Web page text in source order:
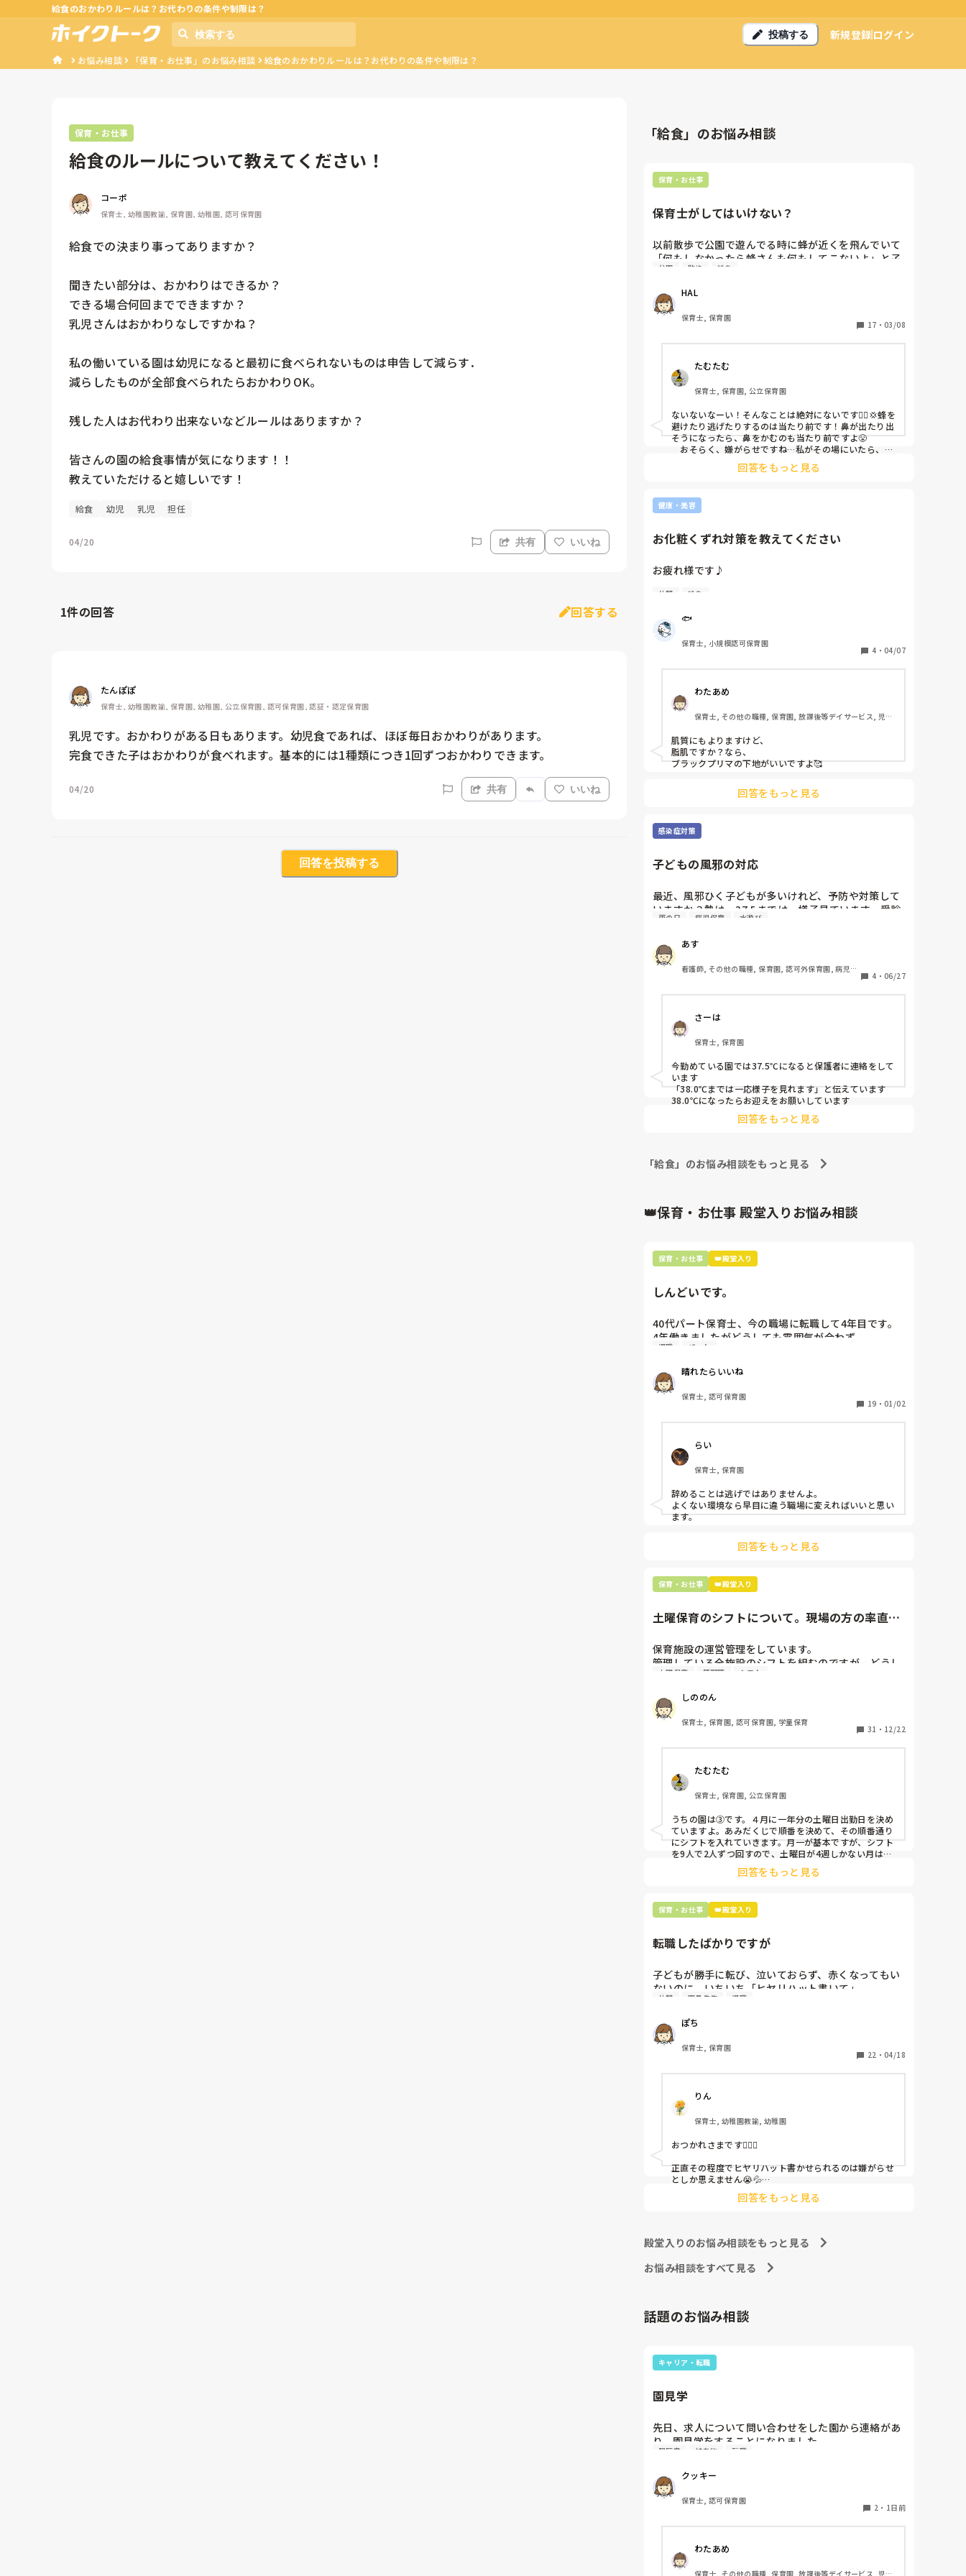
給食のおかわりルールは？お代わりの条件や制限は？
投稿する 新規登録ログイン
お悩み相談 「保育・お仕事」のお悩み相談 給食のおかわりルールは？お代わりの条件や制限は？
保育・お仕事
給食のルールについて教えてください！
コーポ
保育士, 幼稚園教諭, 保育園, 幼稚園, 認可保育園
給食での決まり事ってありますか？
聞きたい部分は、おかわりはできるか？
できる場合何回までできますか？
乳児さんはおかわりなしですかね？
私の働いている園は幼児になると最初に食べられないものは申告して減らす．
減らしたものが全部食べられたらおかわりOK。
残した人はお代わり出来ないなどルールはありますか？
皆さんの園の給食事情が気になります！！
教えていただけると嬉しいです！
給食 幼児 乳児 担任
04/20 共有 いいね
1件の回答 回答する
たんぽぽ
保育士, 幼稚園教諭, 保育園, 幼稚園, 公立保育園, 認可保育園, 認証・認定保育園
乳児です。おかわりがある日もあります。幼児食であれば、ほぼ毎日おかわりがあります。
完食できた子はおかわりが食べれます。基本的には1種類につき1回ずつおかわりできます。
04/20 共有 いいね
回答を投稿する
「給食」のお悩み相談
保育・お仕事
保育士がしてはいけない？
以前散歩で公園で遊んでる時に蜂が近くを飛んでいて
「何もしなかったら蜂さんも何もしてこないよ」と子
どもたちに言っていました。その時ふとその蜂が私の
を近くで見ていた先生に「避けてる場合じゃない」と
怒られたのですが保育士は虫を避けることすらしては
いけないのでしょうか？
替えとかを終えコットに横になって落ち着いたタイミ
ングで鼻をかんでいたのですが、それを見た先生が
「そんなことする暇あるならこっちいつもより人少な
いから手伝え」と怒られました。確かに先生が1人休
みだったのですが補助の先生が入りいつも通りでし
た。
保育士は鼻をかんではいけないのでしょうか？
公園 散歩 給食
HAL
保育士, 保育園
17 ・ 03/08
たむたむ
保育士, 保育園, 公立保育園
ないないなーい！そんなことは絶対にないです🙅‍♀️💢蜂を
避けたり逃げたりするのは当たり前です！鼻が出たり出
そうになったら、鼻をかむのも当たり前ですよ😤
おそらく、嫌がらせですね…私がその場にいたら、あ
なたを助けてあげられたのに。
回答をもっと見る
健康・美容
お化粧くずれ対策を教えてください
お疲れ様です♪
朝、化粧しても昼には汗で全ての化粧が落ちて、ほぼ
昼休憩で化粧直ししても、おやつの食べこぼしの掃除
などで汗をかき、再び化粧が汗で落ちて、夕方にはほ
ぼスッピンです。
もお美しく。。。同年代の先生や年上の先生が居なく
て、
職場で聞く人が居らず、実はとても困ってます💦
ホイトークの皆さまのお知恵をいただけますと本当に
本当に本当に嬉しいです( ´ ▽ ` )
よろしくお願いしまーす！
休憩 給食
🐟
保育士, 小規模認可保育園
4 ・ 04/07
わたあめ
保育士, その他の職種, 保育園, 放課後等デイサービス, 児童
肌質にもよりますけど、
脂肌ですか？なら、
ブラックプリマの下地がいいですよ🥰
回答をもっと見る
感染症対策
子どもの風邪の対応
最近、風邪ひく子どもが多いけれど、予防や対策して
いますか？熱は、37.5までは、様子見ています。受診
勧めていますか？
雨の日 病児保育 水遊び
あす
看護師, その他の職種, 保育園, 認可外保育園, 病児保
4 ・ 06/27
さーは
保育士, 保育園
今勤めている園では37.5℃になると保護者に連絡をして
います
「38.0℃までは一応様子を見れます」と伝えています
38.0℃になったらお迎えをお願いしています
回答をもっと見る
「給食」のお悩み相談をもっと見る
👑保育・お仕事 殿堂入りお悩み相談
保育・お仕事 👑殿堂入り
しんどいです。
40代パート保育士、今の職場に転職して4年目です。
4年働きましたがどうしても雰囲気が合わず
退職しようと思っています。
周りの職員は、勤続10年以上から何十年という先生が
ほとんどです。
保護者子どもの愚痴悪口が多く、
子どもの前でも
仕方ないよね
もう何も言わずに
子どもの言いなりになればいいんだね
などいう意見で…
上の先生に相談することは難しそうです。
正直苦しい。
辞めることは逃げ、と、過去辞めた人も何年も言われ
続けています
退職 パート
晴れたらいいね
保育士, 認可保育園
19 ・ 01/02
らい
保育士, 保育園
辞めることは逃げではありませんよ。
よくない環境なら早目に違う職場に変えればいいと思い
ます。
回答をもっと見る
保育・お仕事 👑殿堂入り
土曜保育のシフトについて。現場の方の率直な
保育施設の運営管理をしています。
管理している全施設のシフトを組むのですが、どうし
ても土曜保育だけは入れる方が少なく、いつも苦労し
応募の段階では皆、月1〜2回の土曜出勤があることに
同意して入職しているはずですが、いざ勤務が始まる
と一日も土曜出勤が出来ない方ばかりです。
①土曜日の希望休は2日まで、と制限をかける
②毎月、必ず土曜保育に入ることのできる日を1日だ
けピックアップしてもらう
③仮シフトが出た時、土曜出勤が難しければ自身で代
わりの人を交渉して見つけてもらう
上記のいずれかの対策を取り入れることを考えていま
土曜保育 管理職 シフト
しののん
保育士, 保育園, 認可保育園, 学童保育
31 ・ 12/22
たむたむ
保育士, 保育園, 公立保育園
うちの園は③です。４月に一年分の土曜日出勤日を決め
ていますよ。あみだくじで順番を決めて、その順番通り
にシフトを入れていきます。月一が基本ですが、シフト
を9人で2人ずつ回すので、土曜日が4週しかない月は無
しの時もありますよ。その土曜日が出られない人は、同
じシフト時間の人と自分で交代して貰い、主任に報告し
回答をもっと見る
保育・お仕事 👑殿堂入り
転職したばかりですが
子どもが勝手に転び、泣いておらず、赤くなってもい
ないのに、いちいち「ヒヤリハット書いて」
と書かされ
休憩時間に書くしかなく、辛いです
（そう言う本人は書かない）
しかも、上司に↑この内容でも
「どうしたらなくせるか」
呼ばれて一緒に対策を考えさせられること多数
これだけで30〜40分拘束されて辛いです
皆さんの園はどうですか?
休憩 園長先生 退職
ぽち
保育士, 保育園
22 ・ 04/18
りん
保育士, 幼稚園教諭, 幼稚園
おつかれさまです🙇🏻‍♀️
正直その程度でヒヤリハット書かせられるのは嫌がらせ
としか思えません😭💦
他の先生方も同様のことをされているのでしょうか？
回答をもっと見る
殿堂入りのお悩み相談をもっと見る
お悩み相談をすべて見る
話題のお悩み相談
キャリア・転職
園見学
先日、求人について問い合わせをした園から連絡があ
り、園見学をすることになりました。
私としては求人に応募したという認識ですが、『園見
物について質問しましたが、見学なので特にありませ
んとのこと
このような場合は本当に見学だけで終了なのでしょう
それとも、やはり履歴書や職務経歴書を持参した方が
良いのでしょうか？
履歴書 持ち物 転職
クッキー
保育士, 認可保育園
2 ・ 1日前
わたあめ
保育士, その他の職種, 保育園, 放課後等デイサービス, 児童